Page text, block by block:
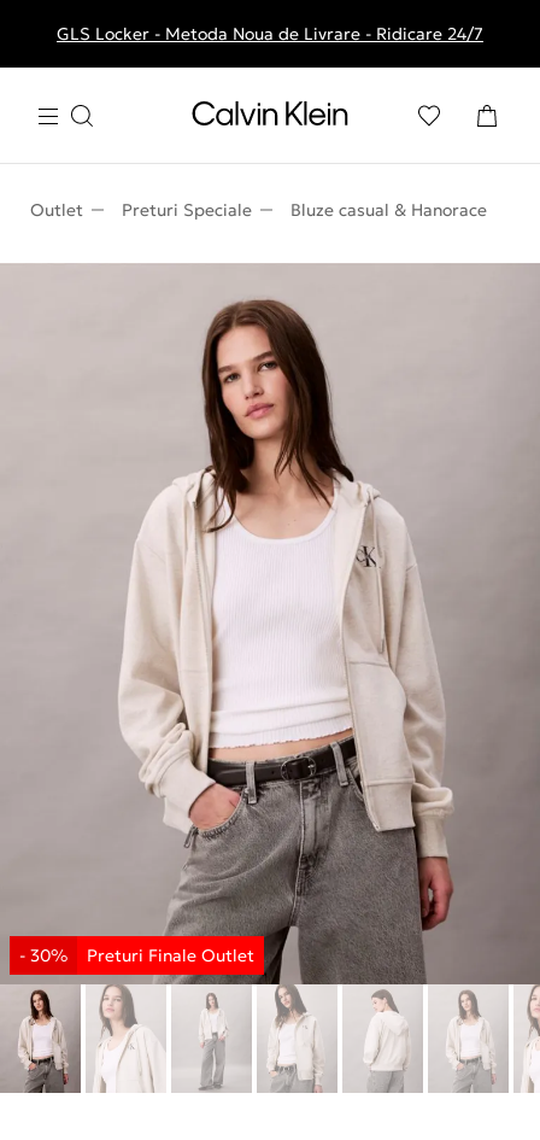
Livrare gratuita la comenzile de peste 250 RON
GLS Locker - Metoda Noua de Livrare - Ridicare 24/7
Outlet Preturi Speciale Bluze casual & Hanorace